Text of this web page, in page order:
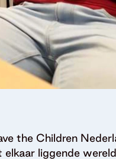
the Children
elkaar liggende